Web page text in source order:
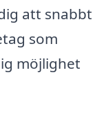
att snabbt
som
möjlighet